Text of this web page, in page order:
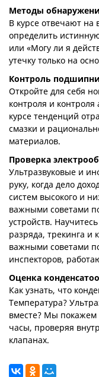
Методы
В курсе отвечают на
определить
или «Могу ли я
утечку только на
Контроль
Откройте для себя
контроля и контроля
курсе тенденций
смазки и
материалов.
Проверка
Ультразвуковые и
руку, когда дело
систем высокого и
важными советами
устройств.
разряда, трекинга и
важными советами
инспекторов,
Оценка
Как узнать, что
Температура?
вместе? Мы покажем
часы, проверяя
клапанах.